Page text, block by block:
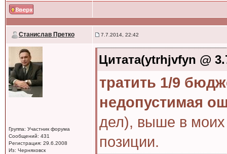
Станислав Претко 7.7.2014, 22:42
Группа: Участник форума
Сообщений: 431
Регистрация: 29.6.2008
Из: Черняховск
Цитата(ytrhjvfyn @
тратить 1/9
недопустимая
дел), выше в моих
позиции.